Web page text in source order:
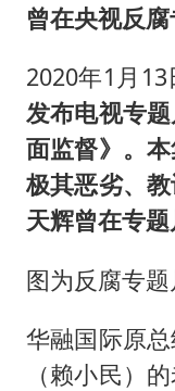
曾在央视反
2020年1月13
发布电视专
面监督》。
极其恶劣、
天辉曾在专题
图为反腐专
华融国际原
（赖小民）